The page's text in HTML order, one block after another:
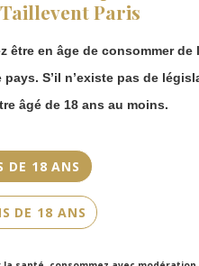
Paris
être en âge de consommer de
S’il n’existe pas de
âgé de 18 ans au moins.
DE 18 ANS
DE 18 ANS
passer
:
août.
Saint-